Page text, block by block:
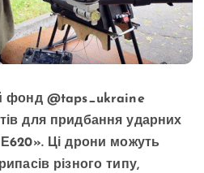
фонд @taps_ukraine
для придбання ударних
Е620». Ці дрони можуть
різного типу,